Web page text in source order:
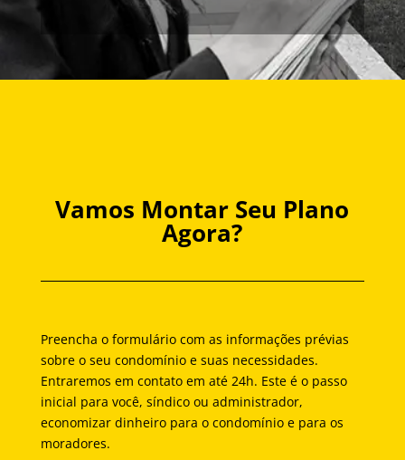
Vamos Montar Seu Plano
Agora?
Preencha o formulário com as informações prévias
sobre o seu condomínio e suas necessidades.
Entraremos em contato em até 24h. Este é o passo
inicial para você, síndico ou administrador,
economizar dinheiro para o condomínio e para os
moradores.